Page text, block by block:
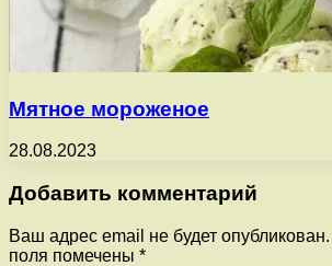
Мятное мороженое
28.08.2023
Добавить комментарий
Ваш адрес email не будет опубликован.
поля помечены *